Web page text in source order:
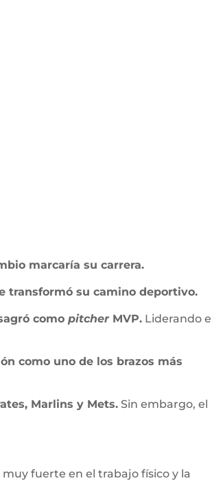
marcaría su carrera.
transformó su camino deportivo.
comopitcherMVP. Liderando
como uno de los brazos más
Marlins y Mets. Sin embargo, el
fuerte en el trabajo físico y la